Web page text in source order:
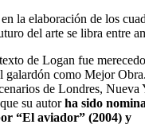
la elaboración de los
del arte se libra entre
de Logan fue
galardón como Mejor
de Londres, Nueva
su autorha sido
“El aviador” (2004) y